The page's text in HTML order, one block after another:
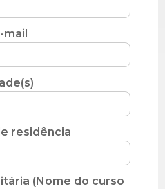
mail
residência
(Nome do curso